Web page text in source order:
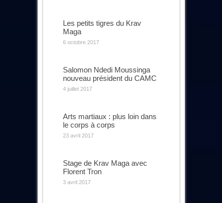
Les petits tigres du Krav
Maga
6 octobre 2017
Salomon Ndedi Moussinga
nouveau président du CAMC
4 juillet 2017
Arts martiaux : plus loin dans
le corps à corps
23 avril 2017
Stage de Krav Maga avec
Florent Tron
3 avril 2017